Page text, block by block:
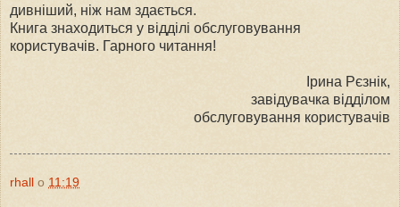
дивніший, ніж нам здається.
Книга знаходиться у відділі обслуговування
користувачів. Гарного читання!
Ірина Рєзнік,
завідувачка відділом
обслуговування користувачів
rhall о 11:19